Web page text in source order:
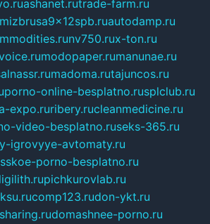
ashanet.rutrade-farm.ru
autodamp.ru
nv750.rux-ton.ru
modopaper.rumanunae.ru
madoma.rutajuncos.ru
porno-online-besplatno.rusplclub.ru
expo.ruribery.rucleanmedicine.ru
video-besplatno.ruseks-365.ru
igrovyye-avtomaty.ru
porno-besplatno.ru
pichkurovlab.ru
comp123.rudon-ykt.ru
domashnee-porno.ru